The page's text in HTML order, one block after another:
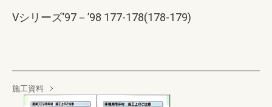
Vシリーズ’97－’98 177-178(178-179)
施工資料